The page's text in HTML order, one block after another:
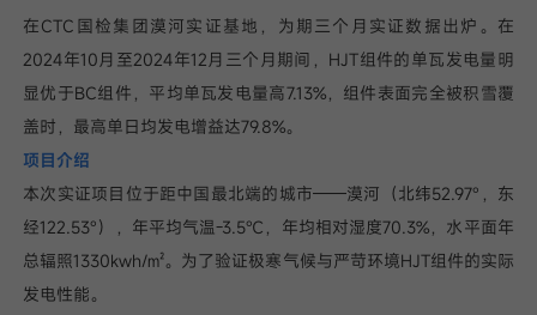
在CTC国检集团漠河实证基地，为期三个月实证数据出炉。在
2024年10月至2024年12月三个月期间，HJT组件的单瓦发电量明
显优于BC组件，平均单瓦发电量高7.13%，组件表面完全被积雪覆
盖时，最高单日均发电增益达79.8%。
项目介绍
本次实证项目位于距中国最北端的城市——漠河（北纬52.97°，东
经122.53°），年平均气温-3.5℃，年均相对湿度70.3%，水平面年
总辐照1330kwh/㎡。为了验证极寒气候与严苛环境HJT组件的实际
发电性能。